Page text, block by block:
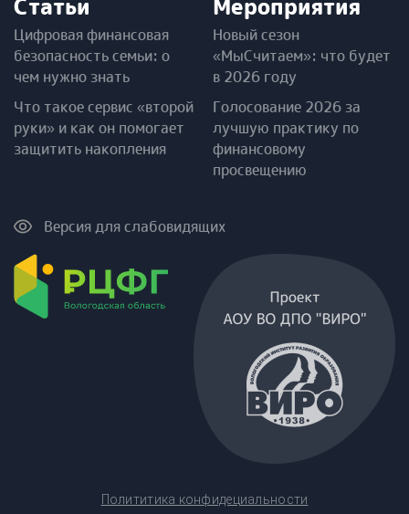
Статьи
Цифровая финансовая
безопасность семьи: о
чем нужно знать
Что такое сервис «второй
руки» и как он помогает
защитить накопления
Мероприятия
Новый сезон
«МыСчитаем»: что будет
в 2026 году
Голосование 2026 за
лучшую практику по
финансовому
просвещению
Версия для слабовидящих
Полититика конфидециальности